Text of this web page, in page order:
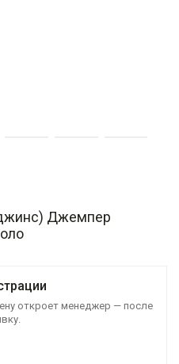
Джемпер
откроет менеджер — после